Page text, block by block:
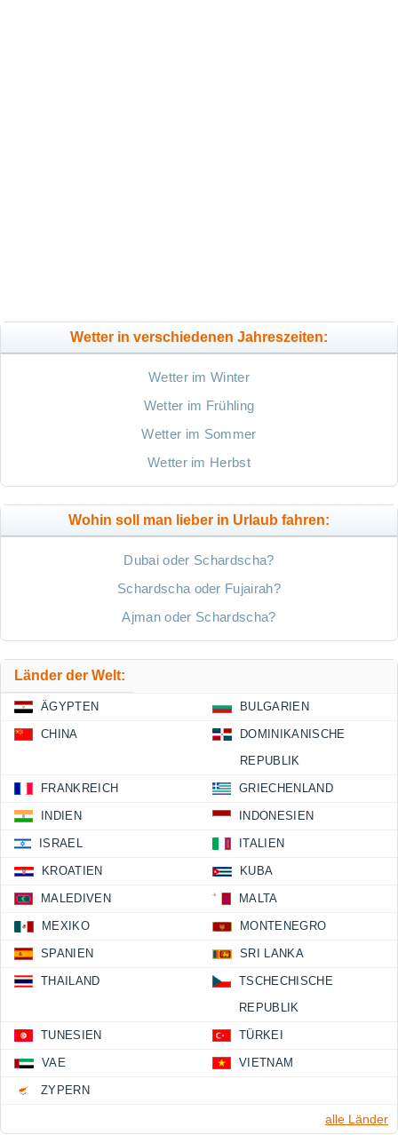
Wetter in verschiedenen Jahreszeiten:
Wetter im Winter
Wetter im Frühling
Wetter im Sommer
Wetter im Herbst
Wohin soll man lieber in Urlaub fahren:
Dubai oder Schardscha?
Schardscha oder Fujairah?
Ajman oder Schardscha?
Länder der Welt:
ÄGYPTEN BULGARIEN
CHINA
DOMINIKANISCHE
REPUBLIK
FRANKREICH GRIECHENLAND
INDIEN INDONESIEN
ISRAEL ITALIEN
KROATIEN KUBA
MALEDIVEN MALTA
MEXIKO MONTENEGRO
SPANIEN SRI LANKA
THAILAND
TSCHECHISCHE
REPUBLIK
TUNESIEN TÜRKEI
VAE VIETNAM
ZYPERN
alle Länder